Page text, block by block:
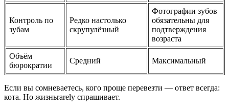
Контроль по
зубам
Редко настолько
скрупулёзный
Фотографии зубов
обязательны для
подтверждения
возраста
Объём
бюрократии
Средний Максимальный
Если вы сомневаетесь, кого проще перевезти — ответ всегда:
кота. Но жизньrarely спрашивает.